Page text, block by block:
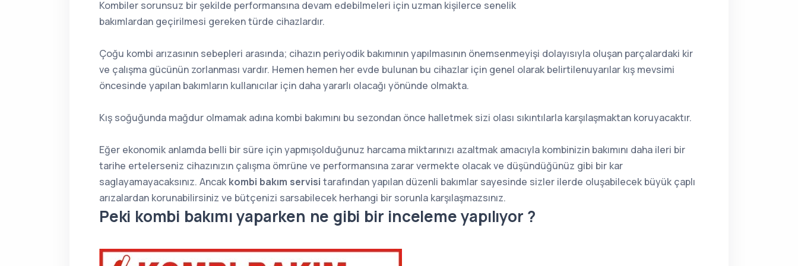
Kombiler sorunsuz bir şekilde performansına devam edebilmeleri için uzman kişilerce senelik
bakımlardan geçirilmesi gereken türde cihazlardır.
Çoğu kombi arızasının sebepleri arasında; cihazın periyodik bakımının yapılmasının önemsenmeyişi dolayısıyla oluşan parçalardaki kir
ve çalışma gücünün zorlanması vardır. Hemen hemen her evde bulunan bu cihazlar için genel olarak belirtilenuyarılar kış mevsimi
öncesinde yapılan bakımların kullanıcılar için daha yararlı olacağı yönünde olmakta.
Kış soğuğunda mağdur olmamak adına kombi bakımını bu sezondan önce halletmek sizi olası sıkıntılarla karşılaşmaktan koruyacaktır.
Eğer ekonomik anlamda belli bir süre için yapmışolduğunuz harcama miktarınızı azaltmak amacıyla kombinizin bakımını daha ileri bir
tarihe ertelerseniz cihazınızın çalışma ömrüne ve performansına zarar vermekte olacak ve düşündüğünüz gibi bir kar
saglayamayacaksınız. Ancak kombi bakım servisi tarafından yapılan düzenli bakımlar sayesinde sizler ilerde oluşabilecek büyük çaplı
arızalardan korunabilirsiniz ve bütçenizi sarsabilecek herhangi bir sorunla karşılaşmazsınız.
Peki kombi bakımı yaparken ne gibi bir inceleme yapılıyor ?